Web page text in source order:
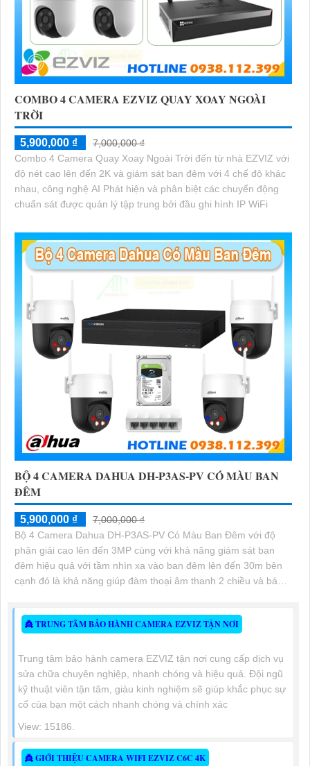
COMBO 4 CAMERA EZVIZ QUAY XOAY NGOÀI
TRỜI
5,900,000 ₫
7,000,000 ₫
Combo 4 Camera Quay Xoay Ngoài Trời đến từ nhà EZVIZ với
độ nét cao lên đến 2K và giám sát ban đêm với 4 chế độ khác
nhau, công nghệ AI Phát hiện và phân biệt các chuyển động
chuẩn sát được quản lý tập trung bởi đầu ghi hình IP WiFi
BỘ 4 CAMERA DAHUA DH-P3AS-PV CÓ MÀU BAN
ĐÊM
5,900,000 ₫
7,000,000 ₫
Bộ 4 Camera Dahua DH-P3AS-PV Có Màu Ban Đêm với độ
phân giải cao lên đến 3MP cùng với khả năng giám sát ban
đêm hiệu quả với tầm nhìn xa vào ban đêm lên đến 30m bên
cạnh đó là khả năng giúp đàm thoại âm thanh 2 chiều và báo
👸 TRUNG TÂM BẢO HÀNH CAMERA EZVIZ TẬN NƠI
Trung tâm bảo hành camera EZVIZ tận nơi cung cấp dịch vụ
sửa chữa chuyên nghiệp, nhanh chóng và hiệu quả. Đội ngũ
kỹ thuật viên tận tâm, giàu kinh nghiệm sẽ giúp khắc phục sự
cố của bạn một cách nhanh chóng và chính xác
View: 15186.
👸 GIỚI THIỆU CAMERA WIFI EZVIZ C6C 4K